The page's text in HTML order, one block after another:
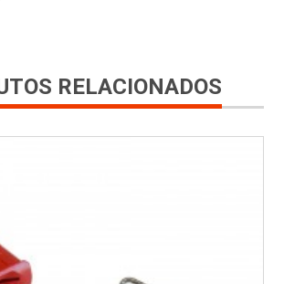
RELACIONADOS